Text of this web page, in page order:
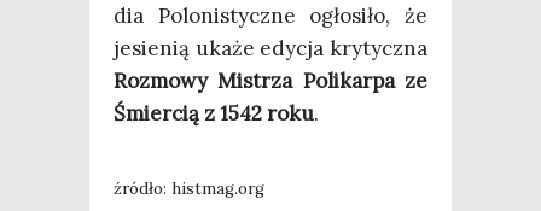
dia Polo­ni­stycz­ne ogło­si­ło, że
jesie­nią uka­że edy­cja kry­tycz­na
Roz­mo­wy Mistrza Poli­kar­pa ze
Śmier­cią z 1542 roku.
źró­dło: histmag.org